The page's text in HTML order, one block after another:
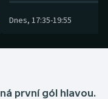
Dnes, 17:35-19:55
první gól hlavou.